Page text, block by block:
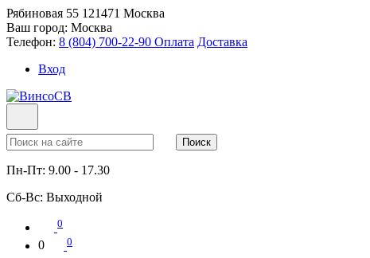
Рябиновая 55 121471 Москва
Ваш город: Москва
Телефон: 8 (804) 700-22-90 Оплата Доставка
Вход
Поиск
Пн-Пт: 9.00 - 17.30
Сб-Вс: Выходной
0
0 0